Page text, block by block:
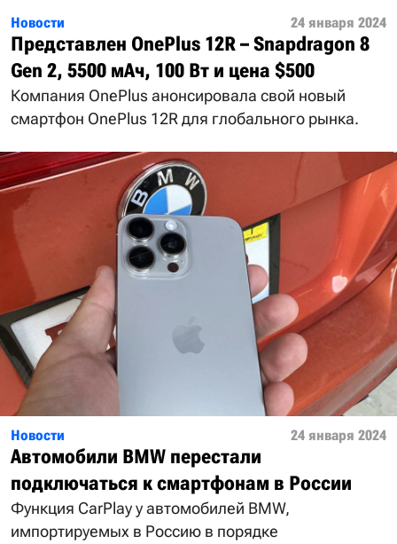
Новости 24 января 2024
Представлен OnePlus 12R – Snapdragon 8
Gen 2, 5500 мАч, 100 Вт и цена $500
Компания OnePlus анонсировала свой новый
смартфон OnePlus 12R для глобального рынка.
Новости 24 января 2024
Автомобили BMW перестали
подключаться к смартфонам в России
Функция CarPlay у автомобилей BMW,
импортируемых в Россию в порядке